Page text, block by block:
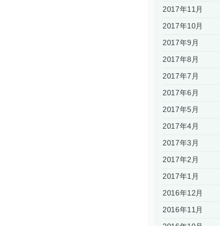
2017年11月
2017年10月
2017年9月
2017年8月
2017年7月
2017年6月
2017年5月
2017年4月
2017年3月
2017年2月
2017年1月
2016年12月
2016年11月